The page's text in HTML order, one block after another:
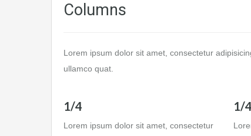
Columns
Lorem ipsum dolor sit amet, consectetur
ullamco quat.
1/4
Lorem ipsum dolor sit amet, consectetur
1/4